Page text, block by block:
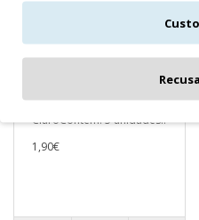
Forminha Nº5 Azul
ClaroContém: 5 unidades..
1,90€